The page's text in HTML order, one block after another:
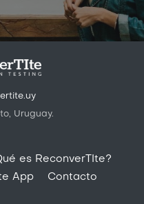
Uruguay.
es ReconverTIte?
App Contacto